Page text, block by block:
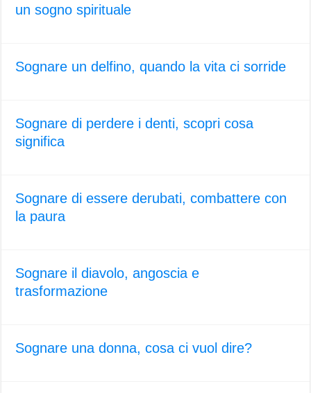
un sogno spirituale
Sognare un delfino, quando la vita ci sorride
Sognare di perdere i denti, scopri cosa
significa
Sognare di essere derubati, combattere con
la paura
Sognare il diavolo, angoscia e
trasformazione
Sognare una donna, cosa ci vuol dire?